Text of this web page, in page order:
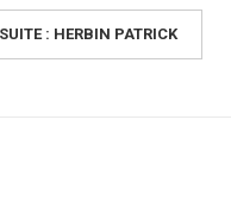
: HERBIN PATRICK